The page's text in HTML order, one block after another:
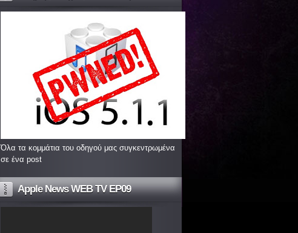
Όλα τα κομμάτια του οδηγού μας συγκεντρωμένα
σε ένα post
Apple News WEB TV EP09